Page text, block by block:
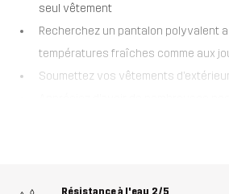
seul vêtement
Recherchez un pantalon polyvalent
températures fraîches comme aux
Soumettez vos vêtements
leurs jambes détachables par fermeture
Résistance à l'eau 2/5